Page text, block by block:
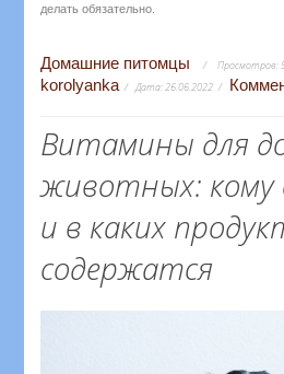
делать обязательно.
Домашние питомцы Просмотров:
korolyanka Дата:26.06.2022
Витамины для
животных:
и в каких
содержатся